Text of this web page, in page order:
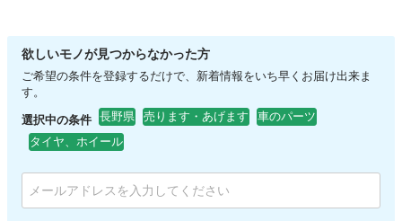
欲しいモノが見つからなかった方
ご希望の条件を登録するだけで、新着情報をいち早くお届け出来ま
す。
選択中の条件 長野県 売ります・あげます
車のパーツ
タイヤ、ホイール